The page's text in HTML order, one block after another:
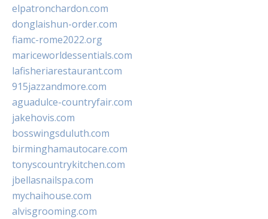
elpatronchardon.com
donglaishun-order.com
fiamc-rome2022.org
mariceworldessentials.com
lafisheriarestaurant.com
915jazzandmore.com
aguadulce-countryfair.com
jakehovis.com
bosswingsduluth.com
birminghamautocare.com
tonyscountrykitchen.com
jbellasnailspa.com
mychaihouse.com
alvisgrooming.com